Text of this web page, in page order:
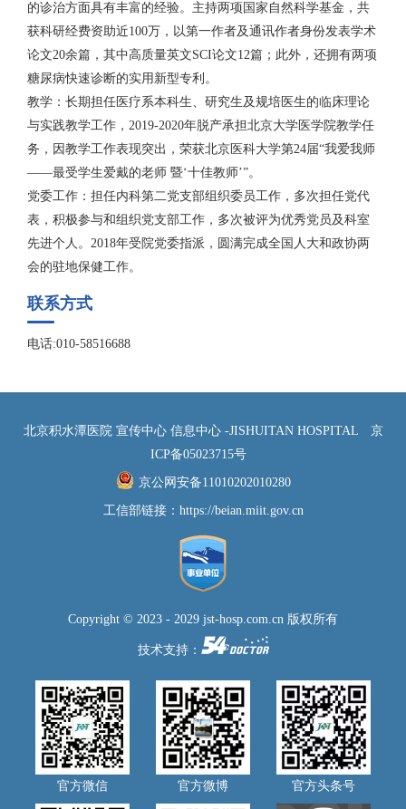
的诊治方面具有丰富的经验。主持两项国家自然科学基金，共
获科研经费资助近100万，以第一作者及通讯作者身份发表学术
论文20余篇，其中高质量英文SCI论文12篇；此外，还拥有两项
糖尿病快速诊断的实用新型专利。
教学：长期担任医疗系本科生、研究生及规培医生的临床理论
与实践教学工作，2019-2020年脱产承担北京大学医学院教学任
务，因教学工作表现突出，荣获北京医科大学第24届“我爱我师
——最受学生爱戴的老师 暨‘十佳教师’”。
党委工作：担任内科第二党支部组织委员工作，多次担任党代
表，积极参与和组织党支部工作，多次被评为优秀党员及科室
先进个人。2018年受院党委指派，圆满完成全国人大和政协两
会的驻地保健工作。
联系方式
电话:010-58516688
北京积水潭医院 宣传中心 信息中心 -JISHUITAN HOSPITAL
京
ICP备05023715号
京公网安备11010202010280
工信部链接： https://beian.miit.gov.cn
Copyright © 2023 - 2029 jst-hosp.com.cn 版权所有
技术支持：
官方微信 官方微博 官方头条号